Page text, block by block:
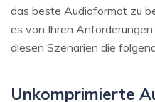
das beste Audioformat zu
es von Ihren
diesen Szenarien die
Unkomprimierte